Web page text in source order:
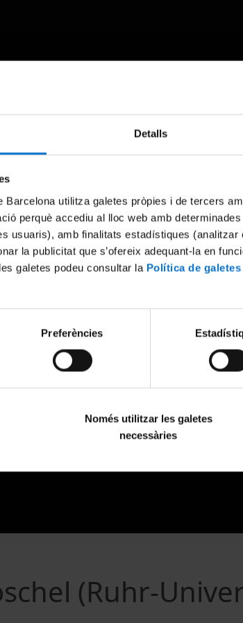
Detalls
Barcelona utilitza galetes pròpies i de tercers
perquè accediu al lloc web amb
usuaris), amb finalitats estadístiques
la publicitat que s’ofereix adequant-la en
galetes podeu consultar la Política de
Preferències
Només utilitzar les galetes
necessàries
Something went wrong
Try again
(Ruhr-